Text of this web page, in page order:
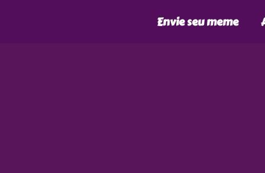
Envie seu meme